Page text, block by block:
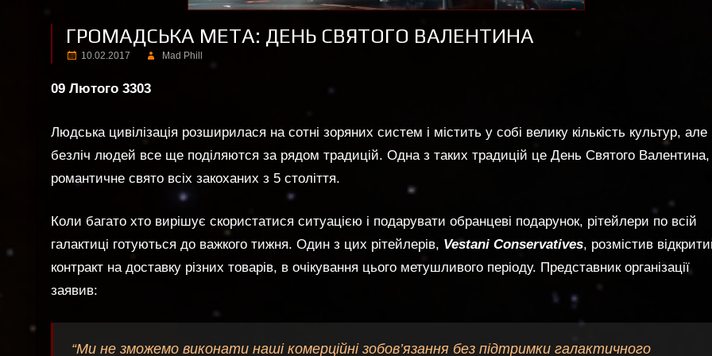
ГРОМАДСЬКА МЕТА: ДЕНЬ СВЯТОГО ВАЛЕНТИНА
10.02.2017 Mad Phill
09 Лютого 3303
Людська цивілізація розширилася на сотні зоряних систем і містить у собі велику кількість культур, але
безліч людей все ще поділяются за рядом традицій. Одна з таких традицій це День Святого Валентина,
романтичне свято всіх закоханих з 5 століття.
Коли багато хто вирішує скористатися ситуацією і подарувати обранцеві подарунок, рітейлери по всій
галактиці готуються до важкого тижня. Один з цих рітейлерів, Vestani Conservatives, розмістив
контракт на доставку різних товарів, в очікування цього метушливого періоду. Представник організації
заявив:
“Ми не зможемо виконати наші комерційні зобов’язання без підтримки галактичного